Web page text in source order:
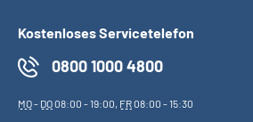
Kostenloses Servicetelefon
0800 1000 4800
MO- DO08:00 - 19:00, FR08:00 - 15:30